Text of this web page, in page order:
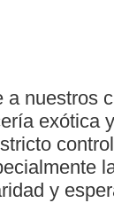
nuestros
exótica
y